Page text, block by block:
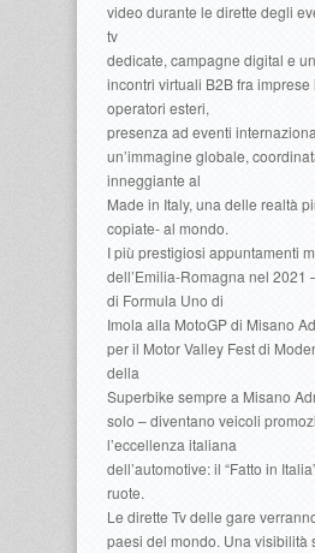
video durante le dirette degli
tv
dedicate, campagne digital e
incontri virtuali B2B fra imprese
operatori esteri,
presenza ad eventi
un’immagine globale,
inneggiante al
Made in Italy, una delle realtà
copiate- al mondo.
I più prestigiosi appuntamenti
dell’Emilia-Romagna nel 2021
di Formula Uno di
Imola alla MotoGP di Misano
per il Motor Valley Fest di
della
Superbike sempre a Misano
solo – diventano veicoli
l’eccellenza italiana
dell’automotive: il “Fatto in
ruote.
Le dirette Tv delle gare
paesi del mondo. Una visibilità